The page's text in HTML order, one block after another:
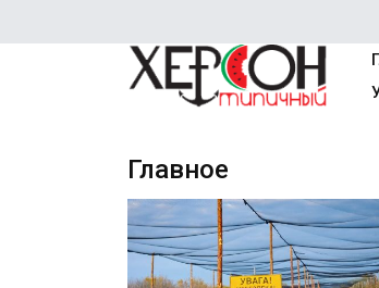
Главное